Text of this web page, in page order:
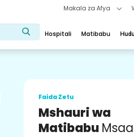
Makala za Afya
Hospitali Matibabu
Faida Zetu
Mshauri wa
Matibabu